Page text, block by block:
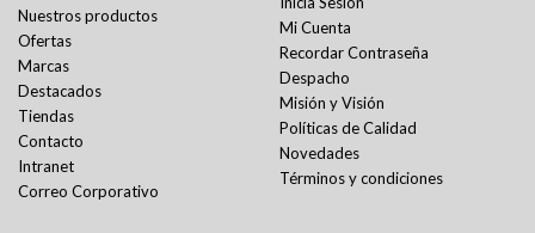
Nuestros productos
Ofertas
Marcas
Destacados
Tiendas
Contacto
Intranet
Correo Corporativo
Mi Cuenta
Recordar Contraseña
Despacho
Misión y Visión
Políticas de Calidad
Novedades
Términos y condiciones